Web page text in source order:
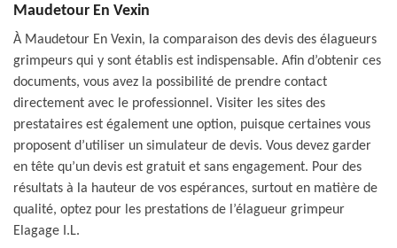
Maudetour En Vexin
À Maudetour En Vexin, la comparaison des devis des élagueurs
grimpeurs qui y sont établis est indispensable. Afin d’obtenir ces
documents, vous avez la possibilité de prendre contact
directement avec le professionnel. Visiter les sites des
prestataires est également une option, puisque certaines vous
proposent d’utiliser un simulateur de devis. Vous devez garder
en tête qu’un devis est gratuit et sans engagement. Pour des
résultats à la hauteur de vos espérances, surtout en matière de
qualité, optez pour les prestations de l’élagueur grimpeur
Elagage I.L.